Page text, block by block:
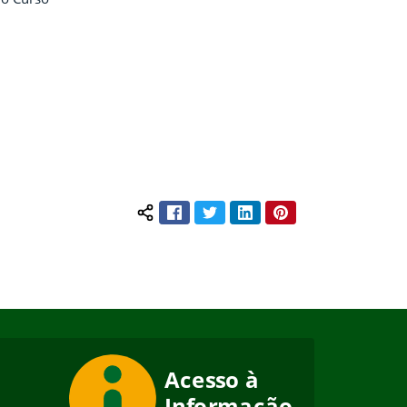
Compartilhar conteúdo:
FacebookTwitterLinkedInPinterest